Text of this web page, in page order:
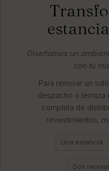
Diseñamos un
con tu
Para renovar un
despacho o terraza
completa de
revestimientos,
Una estancia
Dos